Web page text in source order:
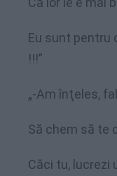
Eu sunt pentru
!!!”
„-Am înţeles,
Să chem să te
Căci tu, lucrezi